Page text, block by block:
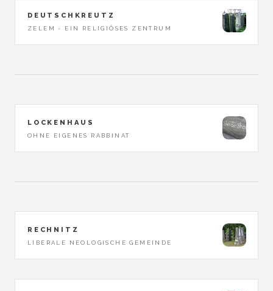
DEUTSCHKREUTZ
ZELEM - EIN RELIGIÖSES ZENTRUM
LOCKENHAUS
OHNE EIGENES RABBINAT
RECHNITZ
LIBERALE NEOLOGISCHE GEMEINDE